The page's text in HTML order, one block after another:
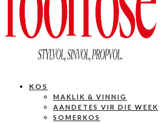
KOS
MAKLIK & VINNIG
AANDETES VIR DIE WEEK
SOMERKOS